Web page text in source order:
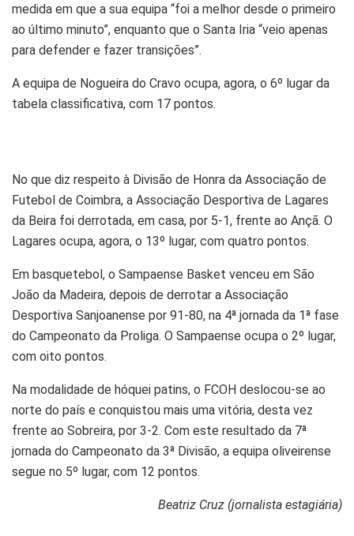
medida em que a sua equipa “foi a melhor desde o primeiro
ao último minuto”, enquanto que o Santa Iria “veio apenas
para defender e fazer transições”.
A equipa de Nogueira do Cravo ocupa, agora, o 6º lugar da
tabela classificativa, com 17 pontos.
No que diz respeito à Divisão de Honra da Associação de
Futebol de Coimbra, a Associação Desportiva de Lagares
da Beira foi derrotada, em casa, por 5-1, frente ao Ançã. O
Lagares ocupa, agora, o 13º lugar, com quatro pontos.
Em basquetebol, o Sampaense Basket venceu em São
João da Madeira, depois de derrotar a Associação
Desportiva Sanjoanense por 91-80, na 4ª jornada da 1ª fase
do Campeonato da Proliga. O Sampaense ocupa o 2º lugar,
com oito pontos.
Na modalidade de hóquei patins, o FCOH deslocou-se ao
norte do país e conquistou mais uma vitória, desta vez
frente ao Sobreira, por 3-2. Com este resultado da 7ª
jornada do Campeonato da 3ª Divisão, a equipa oliveirense
segue no 5º lugar, com 12 pontos.
Beatriz Cruz (jornalista estagiária)